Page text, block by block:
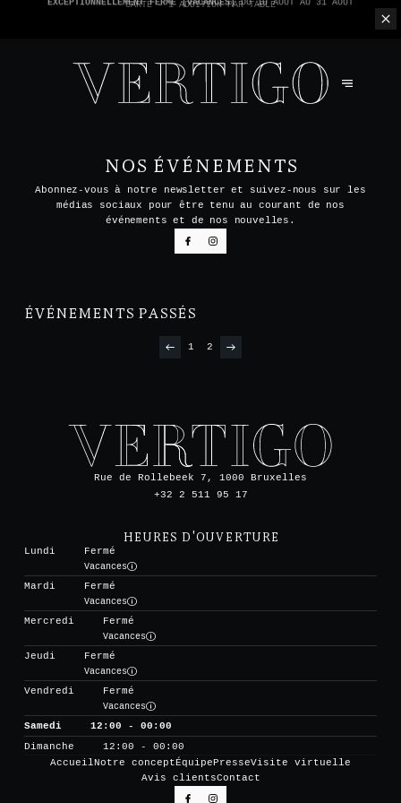
NOUS N'ACCEPTONS PAS LES PAIEMENTS EN ESPÈCE - SEULEMENT PAR
NOS ÉVÉNEMENTS
Abonnez-vous à notre newsletter et suivez-nous sur les
médias sociaux pour être tenu au courant de nos
événements et de nos nouvelles.
ÉVÉNEMENTS PASSÉS
1 2
Rue de Rollebeek 7, 1000 Bruxelles
+32 2 511 95 17
HEURES D'OUVERTURE
Lundi
Fermé
Vacances
Mardi
Fermé
Vacances
Mercredi
Fermé
Vacances
Jeudi
Fermé
Vacances
Vendredi
Fermé
Vacances
Samedi
12:00 - 00:00
Dimanche
12:00 - 00:00
AccueilNotre conceptÉquipePresseVisite virtuelle
Avis clientsContact